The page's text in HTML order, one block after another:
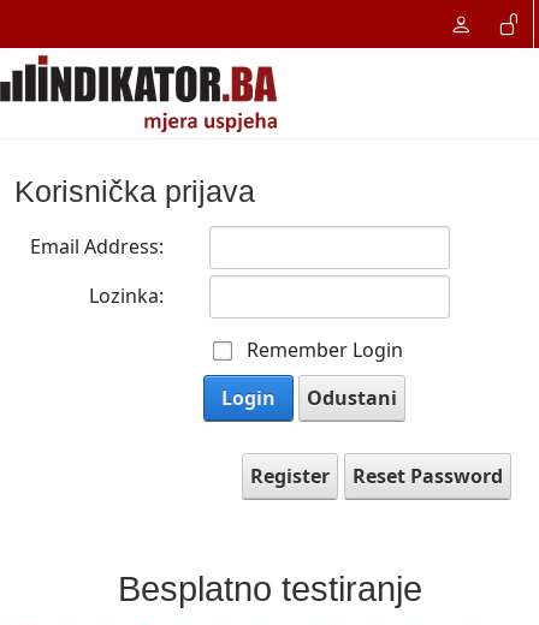
Korisnička prijava
Email Address:
Lozinka:
Remember Login
Login
Odustani
Register Reset Password
Besplatno testiranje